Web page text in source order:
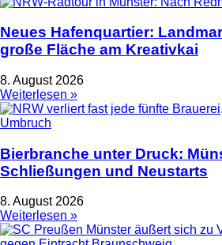
Neues Hafenquartier:
große Fläche am Kreativkai
8. August 2026
Weiterlesen »
Bierbranche unter Druck:
Schließungen und Neustarts
8. August 2026
Weiterlesen »